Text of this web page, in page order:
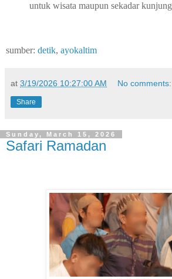
untuk wisata maupun sekadar
sumber: detik, ayokaltim
at 3/19/2026 10:27:00 AM No comments:
Share
Sunday, March 15, 2026
Safari Ramadan